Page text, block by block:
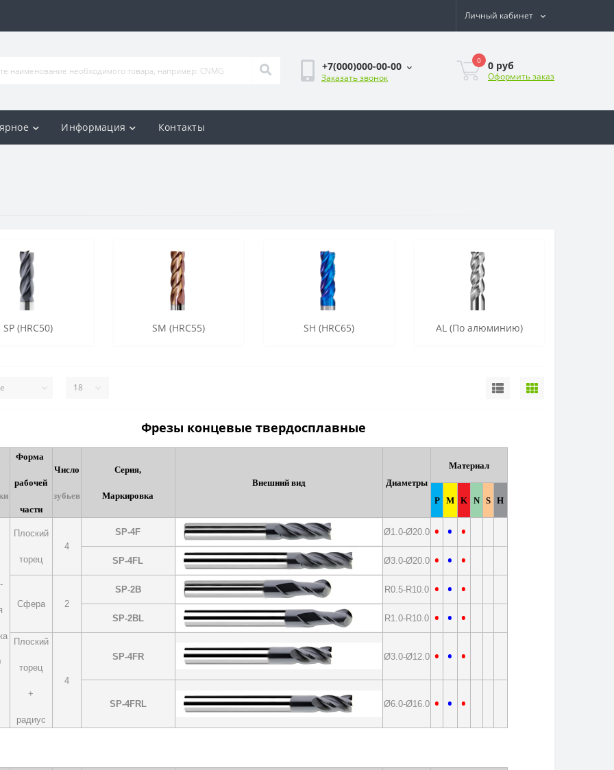
Личный кабинет
+7(000)000-00-00
Заказать звонок
0 0 руб
Оформить заказ
Информация Контакты
SP (HRC50) SM (HRC55) SH (HRC65) AL (По алюминию)
Фрезы концевые твердосплавные
Форма
рабочей
части
Число
зубьев
Серия,
Маркировка
Внешний вид Диаметры
Материал
P M K N S H
Плоский
торец
4
SP-4F Ø1.0-Ø20.0 • • •
SP-4FL Ø3.0-Ø20.0 • • •
Сфера 2
SP-2B R0.5-R10.0 • • •
SP-2BL R1.0-R10.0 • • •
Плоский
торец
+
радиус
4
SP-4FR Ø3.0-Ø12.0 • • •
SP-4FRL Ø6.0-Ø16.0 • • •